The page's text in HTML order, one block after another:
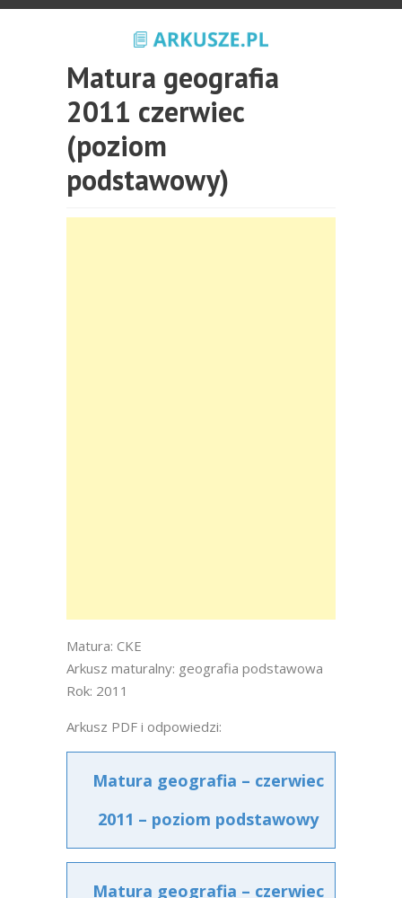
Matura geografia
2011 czerwiec
(poziom
podstawowy)
Matura: CKE
Arkusz maturalny: geografia podstawowa
Rok: 2011
Arkusz PDF i odpowiedzi:
Matura geografia – czerwiec
2011 – poziom podstawowy
Matura geografia – czerwiec